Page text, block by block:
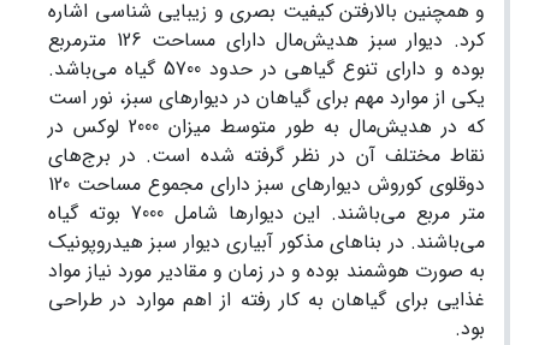
و همچنین بالارفتن کیفیت بصری و زیبایی شناسی اشاره
کرد. دیوار سبز هدیش‌مال دارای مساحت 126 مترمربع
بوده و دارای تنوع گیاهی در حدود 5700 گیاه می‌باشد.
یکی از موارد مهم برای گیاهان در دیوارهای سبز، نور است
که در هدیش‌مال به طور متوسط میزان 2000 لوکس در
نقاط مختلف آن در نظر گرفته شده است. در برج‌های
دوقلوی کوروش دیوارهای سبز دارای مجموع مساحت 120
متر مربع می‌باشند. این دیوارها شامل 7000 بوته گیاه
می‌باشند. در بناهای مذکور آبیاری دیوار سبز هیدروپونیک
به صورت هوشمند بوده و در زمان‌ و مقادیر مورد نیاز مواد
غذایی برای گیاهان به کار رفته از اهم موارد در طراحی
بود.